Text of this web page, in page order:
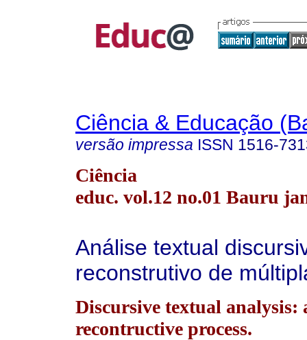
Ciência & Educação
versão impressa ISSN 1516-
Ciência
educ. vol.12 no.01 Bauru
Análise textual
reconstrutivo de
Discursive textual analysis:
recontructive process.